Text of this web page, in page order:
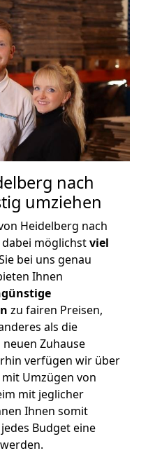
nach
umziehen
Heidelberg nach
möglichstviel
bei uns genau
Ihnen
zu fairen Preisen,
als die
Zuhause
verfügen wir über
Umzügen von
mit jeglicher
Ihnen somit
Budget eine